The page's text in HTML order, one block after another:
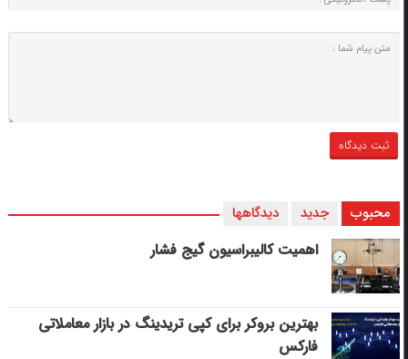
محبوب جدید دیدگاهها
اهمیت کالیبراسیون گیج فشار
بهترین بروکر برای کپی‌ تریدینگ در بازار معاملاتی
فارکس